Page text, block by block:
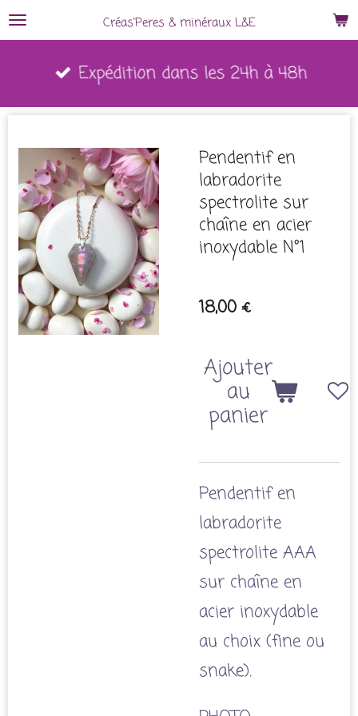
Passer
contenu
principal
Créas'Peres & minéraux L&E
Expédition dans les 24h à 48h
Pendentif en
labradorite
spectrolite sur
chaîne en acier
inoxydable N°1
18,00 €
Ajouter
au
panier
Pendentif en
labradorite
spectrolite AAA
sur chaîne en
acier inoxydable
au choix (fine ou
snake).